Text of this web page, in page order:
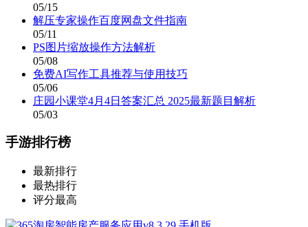
05/15
解压专家操作百度网盘文件指南
05/11
PS图片缩放操作方法解析
05/08
免费AI写作工具推荐与使用技巧
05/06
庄园小课堂4月4日答案汇总 2025最新题目解析
05/03
手游排行榜
最新排行
最热排行
评分最高